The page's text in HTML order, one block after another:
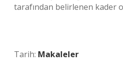
tarafından belirlenen kader
Tarih: Makaleler